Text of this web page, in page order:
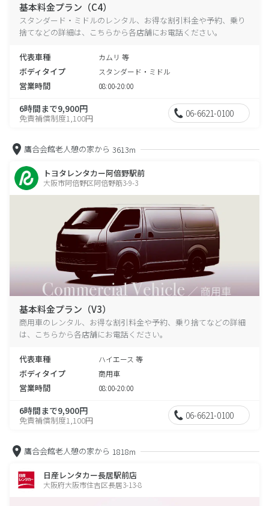
基本料金プラン（C4）
スタンダード・ミドルのレンタル、お得な割引料金や予約、乗り
捨てなどの詳細は、こちらから各店舗にお電話ください。
代表車種 カムリ 等
ボディタイプ スタンダード・ミドル
営業時間 08:00-20:00
6時間まで9,900円
免責補償制度1,100円 06-6621-0100
鷹合会館老人憩の家から 3613m
トヨタレンタカー阿倍野駅前
大阪市阿倍野区阿倍野筋3-9-3
基本料金プラン（V3）
商用車のレンタル、お得な割引料金や予約、乗り捨てなどの詳細
は、こちらから各店舗にお電話ください。
代表車種 ハイエース 等
ボディタイプ 商用車
営業時間 08:00-20:00
6時間まで9,900円
免責補償制度1,100円 06-6621-0100
鷹合会館老人憩の家から 1818m
日産レンタカー長居駅前店
大阪府大阪市住吉区長居3-13-8